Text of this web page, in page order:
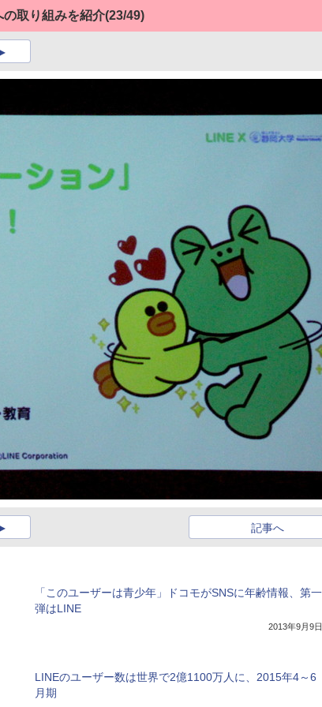
取り組みを紹介(23/49)
記事へ
「このユーザーは青少年」ドコモがSNSに年齢情報、第一
弾はLINE
2013年9月9日
LINEのユーザー数は世界で2億1100万人に、2015年4～6
月期